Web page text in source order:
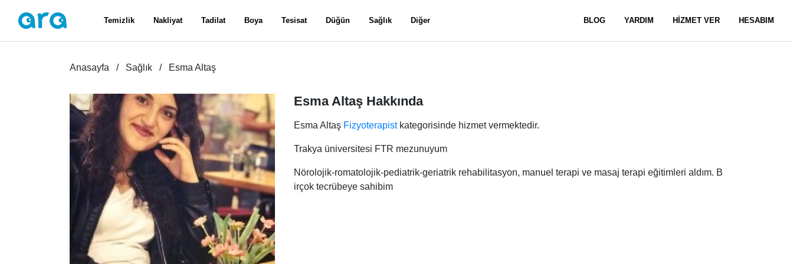
Temizlik Nakliyat Tadilat Boya Tesisat Düğün Sağlık Diğer BLOG YARDIM HİZMET VER HESABIM
Anasayfa Sağlık Esma Altaş
Esma Altaş Hakkında
Esma Altaş Fizyoterapistkategorisinde hizmet vermektedir.
Trakya üniversitesi FTR mezunuyum
Nörolojik-romatolojik-pediatrik-geriatrik rehabilitasyon, manuel terapi ve masaj terapi eğitimleri aldım. B
irçok tecrübeye sahibim